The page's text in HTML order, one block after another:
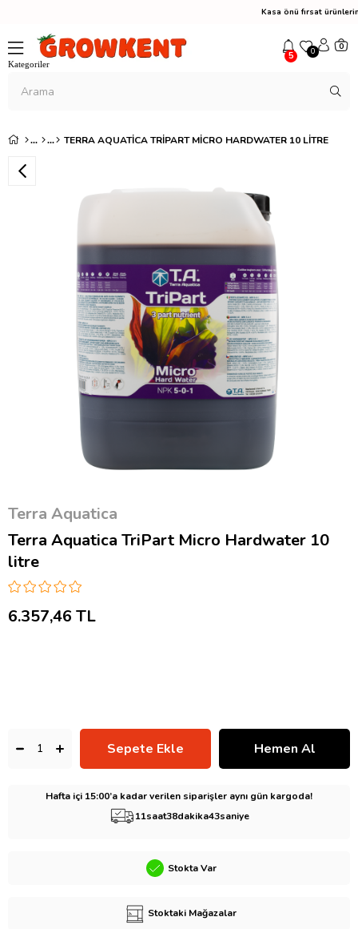
Kasa önü fırsat
5 0 0
TERRA AQUATICA TRIPART MICRO HARDWATER 10 LITRE
Terra Aquatica
Terra Aquatica TriPart Micro Hardwater 10
litre
6.357,46 TL
Hafta içi 15:00’a kadar verilen siparişler aynı gün kargoda!
11saat38dakika42saniye
Stokta Var
Stoktaki Mağazalar